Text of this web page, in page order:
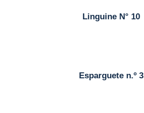
Linguine N° 10
Esparguete n.º 3